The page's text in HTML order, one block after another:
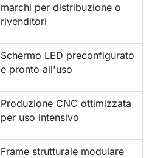
marchi per distribuzione o
rivenditori
Schermo LED preconfigurato
e pronto all'uso
Produzione CNC ottimizzata
per uso intensivo
Frame strutturale modulare